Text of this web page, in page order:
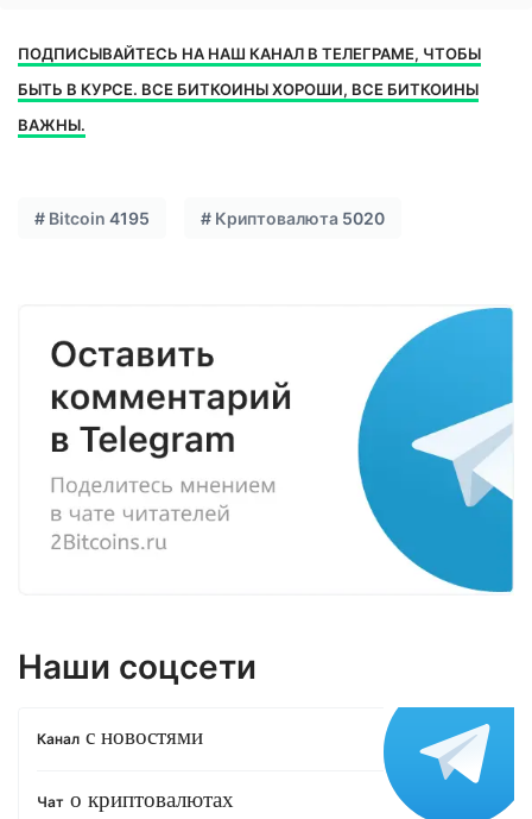
ПОДПИСЫВАЙТЕСЬ НА НАШ КАНАЛ В ТЕЛЕГРАМЕ, ЧТОБЫ
БЫТЬ В КУРСЕ. ВСЕ БИТКОИНЫ ХОРОШИ, ВСЕ БИТКОИНЫ
ВАЖНЫ.
# Bitcoin 4195 # Криптовалюта 5020
Наши соцсети
Канал с новостями
Чат о криптовалютах